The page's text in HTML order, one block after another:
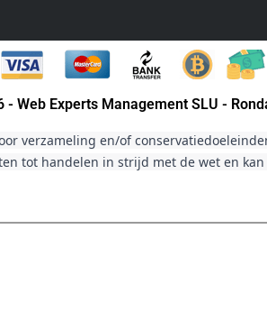
Web Experts Management SLU -
verzameling en/of
tot handelen in strijd met de wet en